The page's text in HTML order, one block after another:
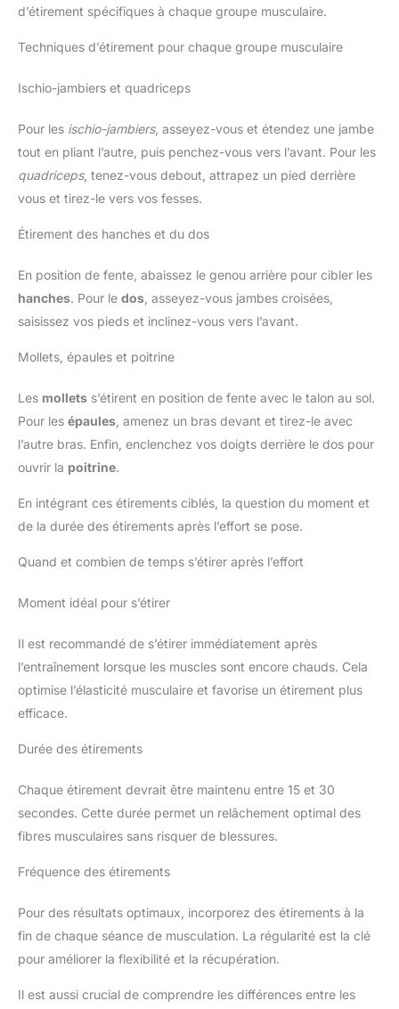
d’étirement spécifiques à chaque groupe musculaire.
Techniques d’étirement pour chaque groupe musculaire
Ischio-jambiers et quadriceps
Pour les ischio-jambiers, asseyez-vous et étendez une jambe
tout en pliant l’autre, puis penchez-vous vers l’avant. Pour les
quadriceps, tenez-vous debout, attrapez un pied derrière
vous et tirez-le vers vos fesses.
Étirement des hanches et du dos
En position de fente, abaissez le genou arrière pour cibler les
hanches. Pour le dos , asseyez-vous jambes croisées,
saisissez vos pieds et inclinez-vous vers l’avant.
Mollets, épaules et poitrine
Les mollets s’étirent en position de fente avec le talon au sol.
Pour les épaules , amenez un bras devant et tirez-le avec
l’autre bras. Enfin, enclenchez vos doigts derrière le dos pour
ouvrir la poitrine.
En intégrant ces étirements ciblés, la question du moment et
de la durée des étirements après l’effort se pose.
Quand et combien de temps s’étirer après l’effort
Moment idéal pour s’étirer
Il est recommandé de s’étirer immédiatement après
l’entraînement lorsque les muscles sont encore chauds. Cela
optimise l’élasticité musculaire et favorise un étirement plus
efficace.
Durée des étirements
Chaque étirement devrait être maintenu entre 15 et 30
secondes. Cette durée permet un relâchement optimal des
fibres musculaires sans risquer de blessures.
Fréquence des étirements
Pour des résultats optimaux, incorporez des étirements à la
fin de chaque séance de musculation. La régularité est la clé
pour améliorer la flexibilité et la récupération.
Il est aussi crucial de comprendre les différences entre les